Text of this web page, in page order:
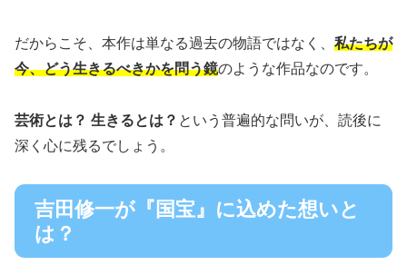
だからこそ、本作は単なる過去の物語ではなく、 私たちが
今、どう生きるべきかを問う鏡のような作品なのです。
芸術とは？ 生きるとは？ という普遍的な問いが、読後に
深く心に残るでしょう。
吉田修一が『国宝』に込めた想いと
は？